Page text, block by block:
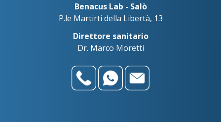
Benacus Lab - Salò
P.le Martirti della Libertà, 13
Direttore sanitario
Dr. Marco Moretti